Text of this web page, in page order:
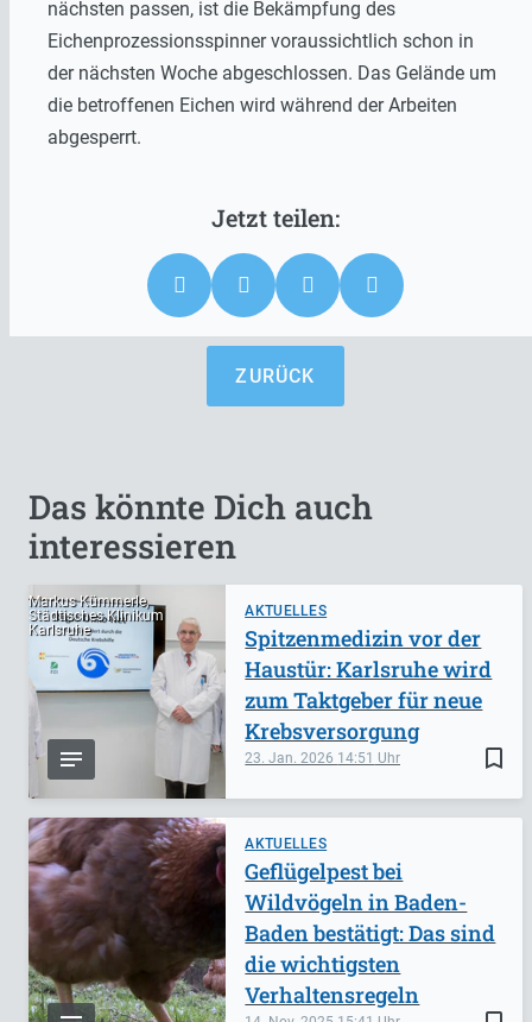
nächsten passen, ist die Bekämpfung des
Eichenprozessionsspinner voraussichtlich schon in
der nächsten Woche abgeschlossen. Das Gelände um
die betroffenen Eichen wird während der Arbeiten
abgesperrt.
ZURÜCK
Das könnte Dich auch
interessieren
Markus Kümmerle,
Städtisches Klinikum
Karlsruhe
AKTUELLES
bookmark_border
23. Jan. 2026 14:51
Spitzenmedizin vor der
Haustür: Karlsruhe wird
zum Taktgeber für neue
Krebsversorgung
AKTUELLES
Geflügelpest bei
Wildvögeln in Baden-
Baden bestätigt: Das sind
die wichtigsten
Verhaltensregeln